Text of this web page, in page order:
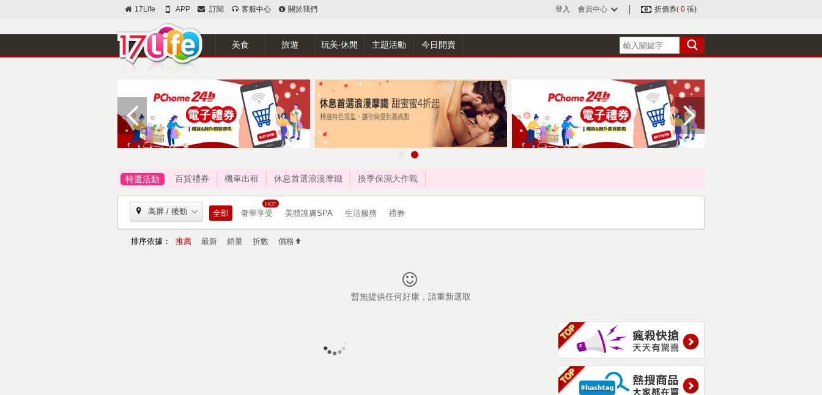
17Life APP 訂閱 客服中心 關於我們 登入 會員中心 折價券( 0 張)
美食 旅遊 玩美‧休閒 主題活動 今日開賣
特選活動 百貨禮券 機車出租 休息首選浪漫摩鐵 換季保濕大作戰
高屏 / 後勁 全部 奢華享受 美體護膚SPA 生活服務 禮券
排序依據： 推薦 最新 銷量 折數 價格
暫無提供任何好康，請重新選取